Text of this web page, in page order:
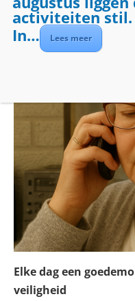
april 16 @ 08:30 -
Elke dag een
veiligheid
activiteiten stil.
In…
Lees meer